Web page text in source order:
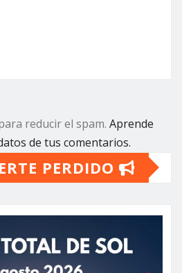
reducir el spam. Aprende
de tus comentarios.
PERDIDO